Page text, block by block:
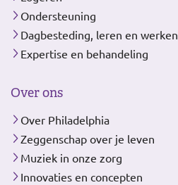
Ondersteuning
Dagbesteding, leren en werken
Expertise en behandeling
Over ons
Over Philadelphia
Zeggenschap over je leven
Muziek in onze zorg
Innovaties en concepten